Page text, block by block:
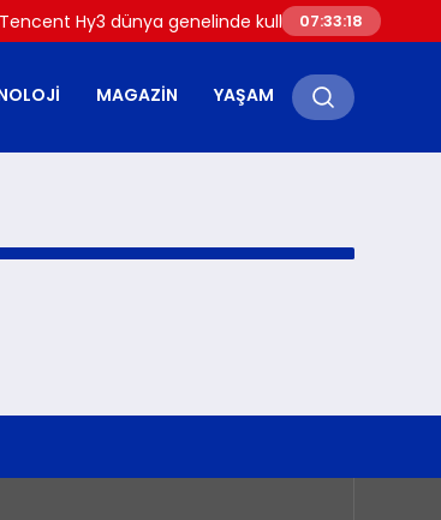
Hy3 dünya genelinde kullanıma sunuldu
07:33:18
MAGAZIN YAŞAM